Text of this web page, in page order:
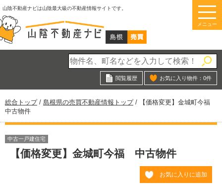
このページの本文へ
山陰不動産ナビは山陰最大級の不動産情報サイトです。
メニュー
閲覧履歴 お気に入り物件： 0件
現
在
の
置：
総合トップ/ 島根県の売買不動産情報トップ/
【価格変更】金城町今福
中古物件
中古一戸建住宅
【価格変更】金城町今福 中古物件
お気に入りに追加